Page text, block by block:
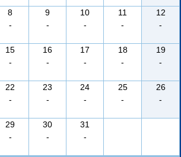
8
-
9
-
10
-
11
-
12
-
15
-
16
-
17
-
18
-
19
-
22
-
23
-
24
-
25
-
26
-
29
-
30
-
31
-